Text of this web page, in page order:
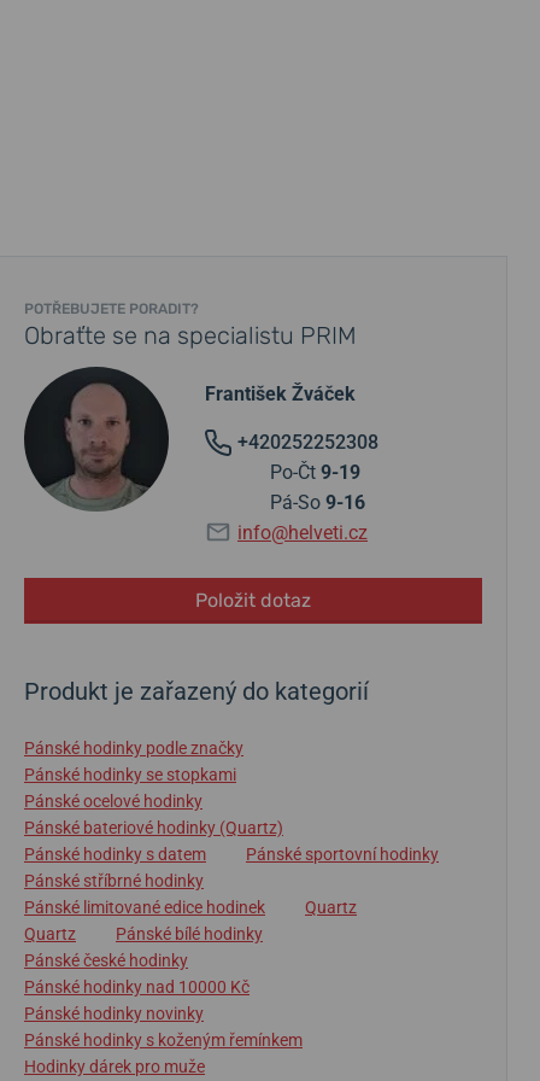
POTŘEBUJETE PORADIT?
Obraťte se na specialistu PRIM
František Žváček
+420252252308
Po-Čt 9-19
Pá-So 9-16
info@helveti.cz
Položit dotaz
Produkt je zařazený do kategorií
Pánské hodinky podle značky
Pánské hodinky se stopkami
Pánské ocelové hodinky
Pánské bateriové hodinky (Quartz)
Pánské hodinky s datem
Pánské sportovní hodinky
Pánské stříbrné hodinky
Pánské limitované edice hodinek
Quartz
Quartz
Pánské bílé hodinky
Pánské české hodinky
Pánské hodinky nad 10000 Kč
Pánské hodinky novinky
Pánské hodinky s koženým řemínkem
Hodinky dárek pro muže